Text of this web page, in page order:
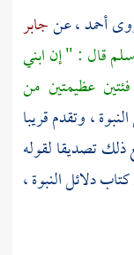
أحمد، عنجابر
قال : " إن ابني
عظيمتين من
، وتقدم قريبا
ذلك تصديقا لقوله
دلائل النبوة ،